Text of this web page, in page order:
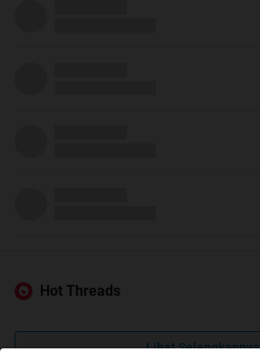
Hot Threads
Lihat Selengkapnya